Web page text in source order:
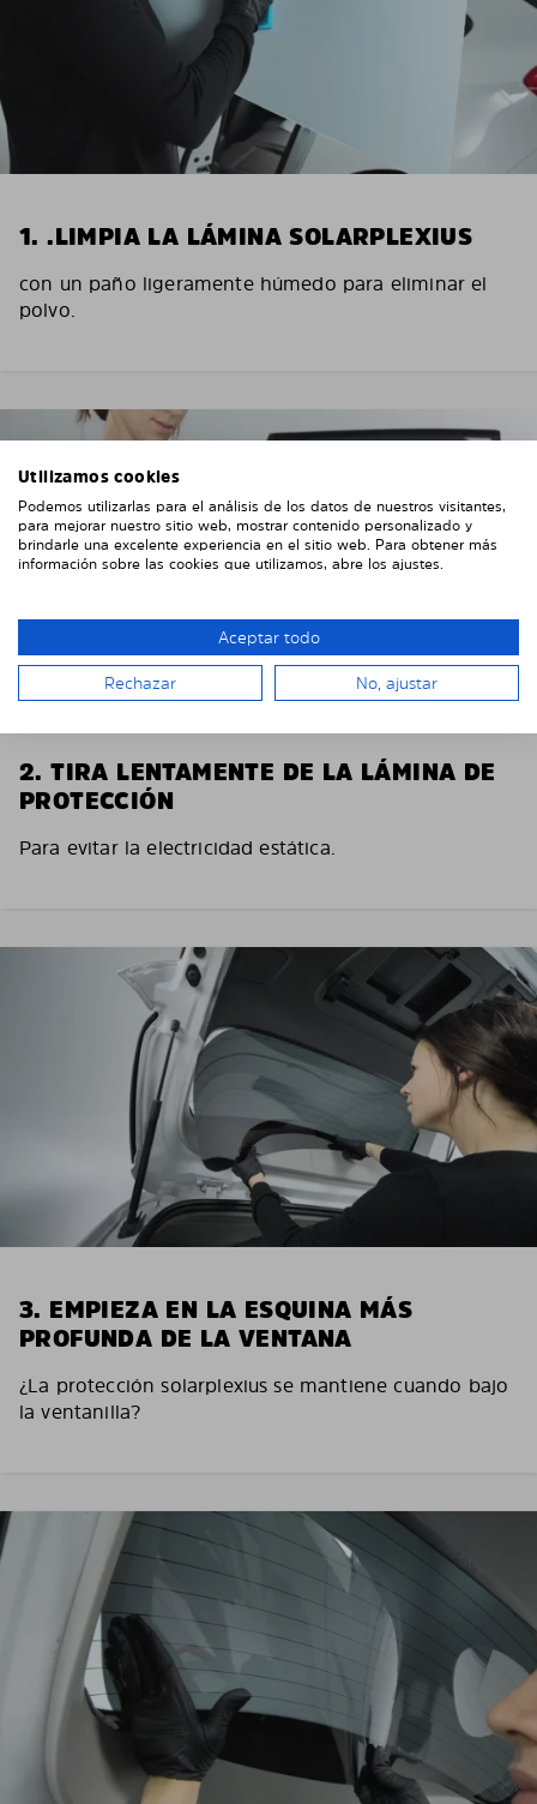
1. .LIMPIA LA LÁMINA SOLARPLEXIUS
con un paño ligeramente húmedo para eliminar el
polvo.
2. TIRA LENTAMENTE DE LA LÁMINA DE
PROTECCIÓN
Para evitar la electricidad estática.
3. EMPIEZA EN LA ESQUINA MÁS
PROFUNDA DE LA VENTANA
¿La protección solarplexius se mantiene cuando bajo
la ventanilla?
Utilizamos cookies
Podemos utilizarlas para el análisis de los datos de nuestros visitantes,
para mejorar nuestro sitio web, mostrar contenido personalizado y
brindarle una excelente experiencia en el sitio web. Para obtener más
información sobre las cookies que utilizamos, abre los ajustes.
Aceptar todo
Rechazar No, ajustar